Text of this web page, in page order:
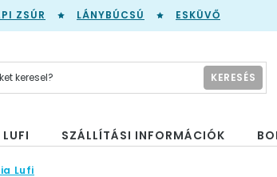
ZSÚR LÁNYBÚCSÚ ESKÜVŐ
KERESÉS
LUFI SZÁLLÍTÁSI INFORMÁCIÓK
Lufi